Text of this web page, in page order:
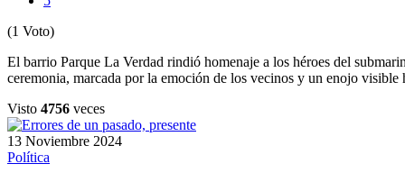
(1 Voto)
El barrio Parque La Verdad rindió homenaje a los héroes del
ceremonia, marcada por la emoción de los vecinos y un enojo
Visto 4756 veces
13 Noviembre 2024
Política